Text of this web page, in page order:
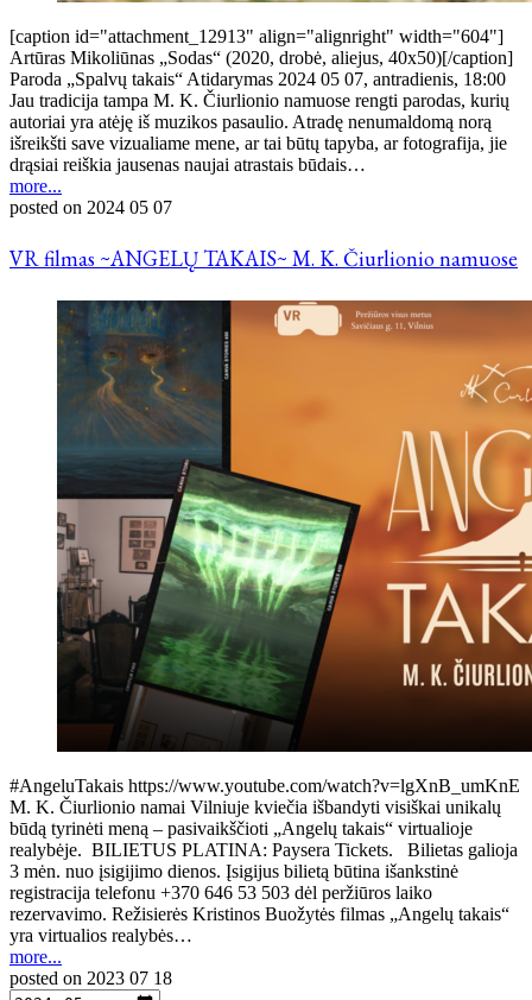
[caption id="attachment_12913" align="alignright" width="604"]
Artūras Mikoliūnas „Sodas“ (2020, drobė, aliejus, 40x50)[/caption]
Paroda „Spalvų takais“ Atidarymas 2024 05 07, antradienis, 18:00
Jau tradicija tampa M. K. Čiurlionio namuose rengti parodas, kurių
autoriai yra atėję iš muzikos pasaulio. Atradę nenumaldomą norą
išreikšti save vizualiame mene, ar tai būtų tapyba, ar fotografija, jie
drąsiai reiškia jausenas naujai atrastais būdais…
more...
posted on 2024 05 07
VR filmas ~ANGELŲ TAKAIS~ M. K. Čiurlionio namuose
#AngeluTakais https://www.youtube.com/watch?v=lgXnB_umKnE
M. K. Čiurlionio namai Vilniuje kviečia išbandyti visiškai unikalų
būdą tyrinėti meną – pasivaikščioti „Angelų takais“ virtualioje
realybėje. BILIETUS PLATINA: Paysera Tickets. Bilietas galioja
3 mėn. nuo įsigijimo dienos. Įsigijus bilietą būtina išankstinė
registracija telefonu +370 646 53 503 dėl peržiūros laiko
rezervavimo. Režisierės Kristinos Buožytės filmas „Angelų takais“
yra virtualios realybės…
more...
posted on 2023 07 18